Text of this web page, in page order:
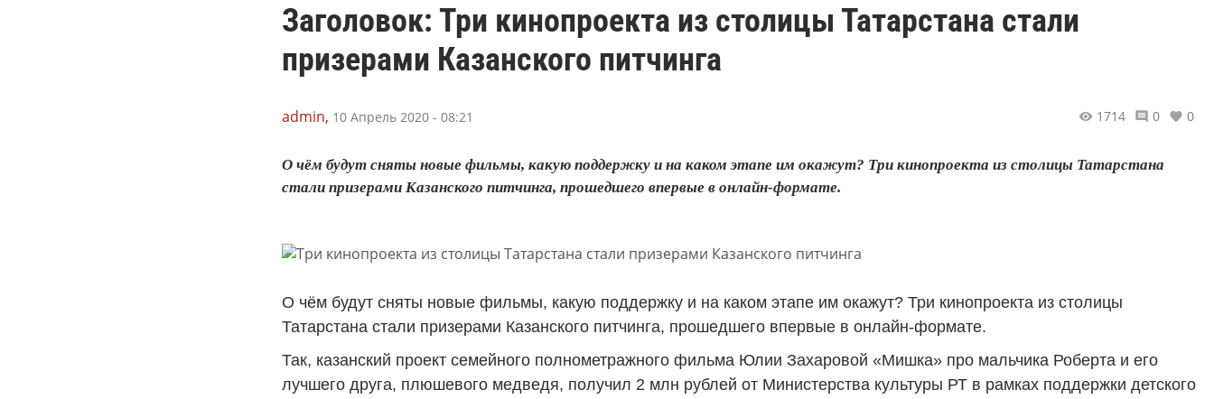
Заголовок: Три кинопроекта из столицы Татарстана стали
призерами Казанского питчинга
admin, 10 Апрель 2020 - 08:21 1714 0 0
О чём будут сняты новые фильмы, какую поддержку и на каком этапе им окажут? Три кинопроекта из столицы Татарстана
стали призерами Казанского питчинга, прошедшего впервые в онлайн-формате.
О чём будут сняты новые фильмы, какую поддержку и на каком этапе им окажут? Три кинопроекта из столицы
Татарстана стали призерами Казанского питчинга, прошедшего впервые в онлайн-формате.
Так, казанский проект семейного полнометражного фильма Юлии Захаровой «Мишка» про мальчика Роберта и его
лучшего друга, плюшевого медведя, получил 2 млн рублей от Министерства культуры РТ в рамках поддержки детского